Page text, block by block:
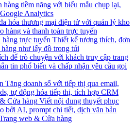
hàng tiềm năng với biểu mẫu chụp lại,
Analytics
hóa thương mại điện tử với quản lý kho
hàng và thanh toán trực tuyến
trực tuyến Thiết kế tương thích, đơn
như lấy đồ trong túi
để trò chuyện với khách truy cập trang
tin phổ biến và chấp nhận yêu cầu gọi
Tăng doanh số với tiếp thị qua email,
tự động hóa tiếp thị, tích hợp CRM
Cửa hàng Viết nội dung thuyết phục
bởi AI, prompt chi tiết, dịch văn bản
web & Cửa hàng